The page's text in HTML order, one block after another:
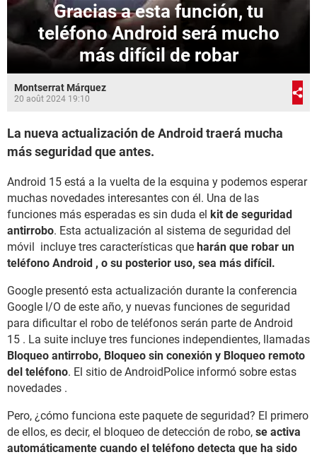
Gracias a esta función, tu
teléfono Android será mucho
más difícil de robar
Montserrat Márquez
20 août 2024 19:10
La nueva actualización de Android traerá mucha
más seguridad que antes.
Android 15 está a la vuelta de la esquina y podemos esperar
muchas novedades interesantes con él. Una de las
funciones más esperadas es sin duda el kit de seguridad
antirrobo. Esta actualización al sistema de seguridad del
móvil incluye tres características que harán que robar un
teléfono Android , o su posterior uso, sea más difícil.
Google presentó esta actualización durante la conferencia
Google I/O de este año, y nuevas funciones de seguridad
para dificultar el robo de teléfonos serán parte de Android
15 . La suite incluye tres funciones independientes, llamadas
Bloqueo antirrobo, Bloqueo sin conexión y Bloqueo remoto
del teléfono. El sitio de AndroidPolice informó sobre estas
novedades .
Pero, ¿cómo funciona este paquete de seguridad? El primero
de ellos, es decir, el bloqueo de detección de robo, se activa
automáticamente cuando el teléfono detecta que ha sido